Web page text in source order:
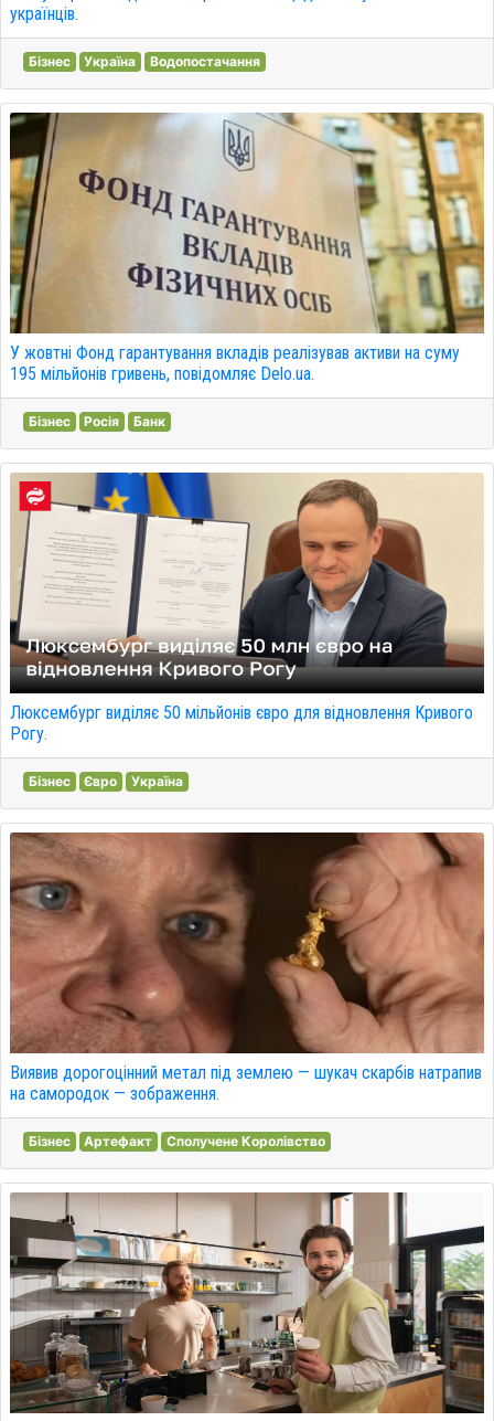
українців.
Бізнес Україна Водопостачання
У жовтні Фонд гарантування вкладів реалізував активи на суму
195 мільйонів гривень, повідомляє Delo.ua.
Бізнес Росія Банк
Люксембург виділяє 50 мільйонів євро для відновлення Кривого
Рогу.
Бізнес Євро Україна
Виявив дорогоцінний метал під землею — шукач скарбів натрапив
на самородок — зображення.
Бізнес Артефакт Сполучене Королівство